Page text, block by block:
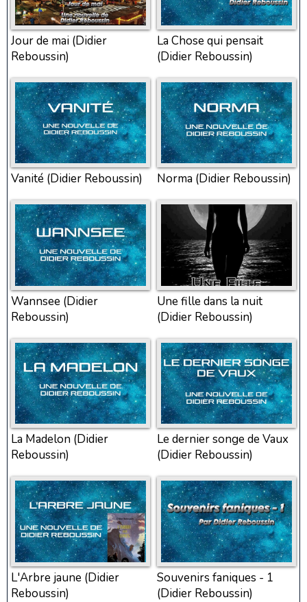
Jour de mai (Didier
Reboussin)
La Chose qui pensait
(Didier Reboussin)
Vanité (Didier Reboussin) Norma (Didier Reboussin)
Wannsee (Didier
Reboussin)
Une fille dans la nuit
(Didier Reboussin)
La Madelon (Didier
Reboussin)
Le dernier songe de Vaux
(Didier Reboussin)
L'Arbre jaune (Didier
Reboussin)
Souvenirs faniques - 1
(Didier Reboussin)